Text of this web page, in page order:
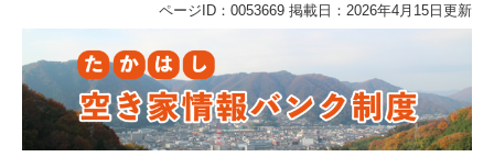
ページID：0053669 掲載日：2026年4月15日更新